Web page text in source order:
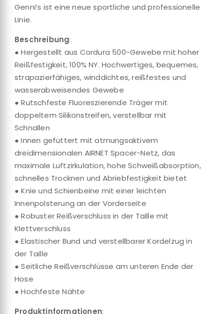
Genni’s ist eine neue sportliche und professionelle
Linie.
Beschreibung:
● Hergestellt aus Cordura 500-Gewebe mit hoher
Reißfestigkeit, 100% NY. Hochwertiges, bequemes,
strapazierfähiges, winddichtes, reißfestes und
wasserabweisendes Gewebe
● Rutschfeste Fluoreszierende Träger mit
doppeltem Silikonstreifen, verstellbar mit
Schnallen
● Innen gefüttert mit atmungsaktivem
dreidimensionalen AIRNET Spacer-Netz, das
maximale Luftzirkulation, hohe Schweißabsorption,
schnelles Trocknen und Abriebfestigkeit bietet
● Knie und Schienbeine mit einer leichten
Innenpolsterung an der Vorderseite
● Robuster Reißverschluss in der Taille mit
Klettverschluss
● Elastischer Bund und verstellbarer Kordelzug in
der Taille
● Seitliche Reißverschlüsse am unteren Ende der
Hose
● Hochfeste Nähte
Produktinformationen: